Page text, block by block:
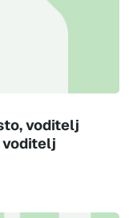
voditelj
voditelj